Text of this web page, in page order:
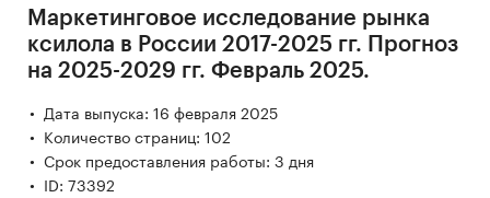
Маркетинговое исследование рынка
ксилола в России 2017-2025 гг. Прогноз
на 2025-2029 гг. Февраль 2025.
Дата выпуска: 16 февраля 2025
Количество страниц: 102
Срок предоставления работы: 3 дня
ID: 73392